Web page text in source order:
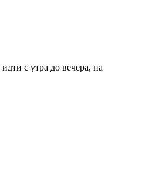
с утра до вечера, на